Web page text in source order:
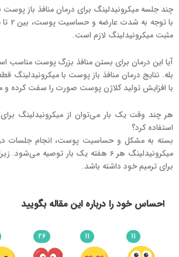
چند جلسه میکرونیدلینگ برای درمان منافذ باز پوست
مثبت میکرونیدلینگ لازم است.
آیا این درمان برای بستن منافذ بزرگ پوست مناسب
بله. نتایج درمان منافذ باز پوست با میکرونیدلینگ
با افزایش تولید کلاژن پوست صورت را سفت کرده و
هر چند وقت یک بار می‌توان از میکرونیدلینگ
استفاده کرد؟
بسته به مشکل و حساسیت پوست، انجام جلسات
میکرونیدلینگ هر 6 هفته یک بار توصیه
برای ترمیم خود داشته باشد.
احساس خود را درباره این مقاله بگویید
11
11
26